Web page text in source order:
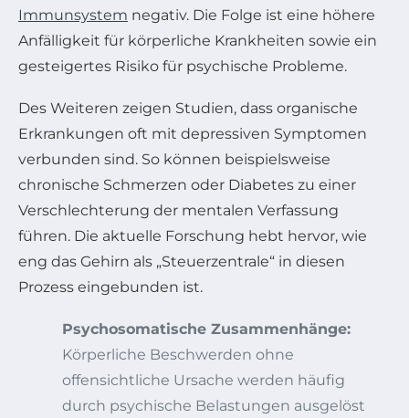
Immunsystem negativ. Die Folge ist eine höhere
Anfälligkeit für körperliche Krankheiten sowie ein
gesteigertes Risiko für psychische Probleme.
Des Weiteren zeigen Studien, dass organische
Erkrankungen oft mit depressiven Symptomen
verbunden sind. So können beispielsweise
chronische Schmerzen oder Diabetes zu einer
Verschlechterung der mentalen Verfassung
führen. Die aktuelle Forschung hebt hervor, wie
eng das Gehirn als „Steuerzentrale“ in diesen
Prozess eingebunden ist.
Psychosomatische Zusammenhänge:
Körperliche Beschwerden ohne
offensichtliche Ursache werden häufig
durch psychische Belastungen ausgelöst